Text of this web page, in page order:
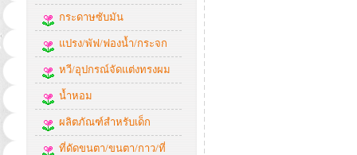
กระดาษซับมัน
แปรง/พัฟ/ฟองน้ำ/กระจก
หวี/อุปกรณ์จัดแต่งทรงผม
น้ำหอม
ผลิตภัณฑ์สำหรับเด็ก
ที่ดัดขนตา/ขนตา/กาว/ที่